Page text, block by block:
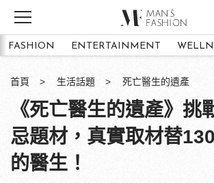
FASHION ENTERTAINMENT
首頁 生活話題 死亡醫生的遺產
《死亡醫生的遺產》挑
忌題材，真實取材替
的醫生！